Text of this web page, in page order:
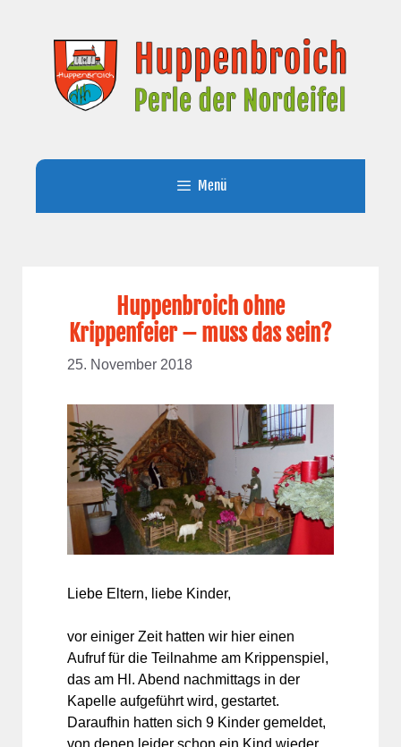
springen
Menü
Huppenbroich ohne
Krippenfeier – muss das sein?
25. November 2018
Liebe Eltern, liebe Kinder,
vor einiger Zeit hatten wir hier einen
Aufruf für die Teilnahme am Krippenspiel,
das am Hl. Abend nachmittags in der
Kapelle aufgeführt wird, gestartet.
Daraufhin hatten sich 9 Kinder gemeldet,
von denen leider schon ein Kind wieder